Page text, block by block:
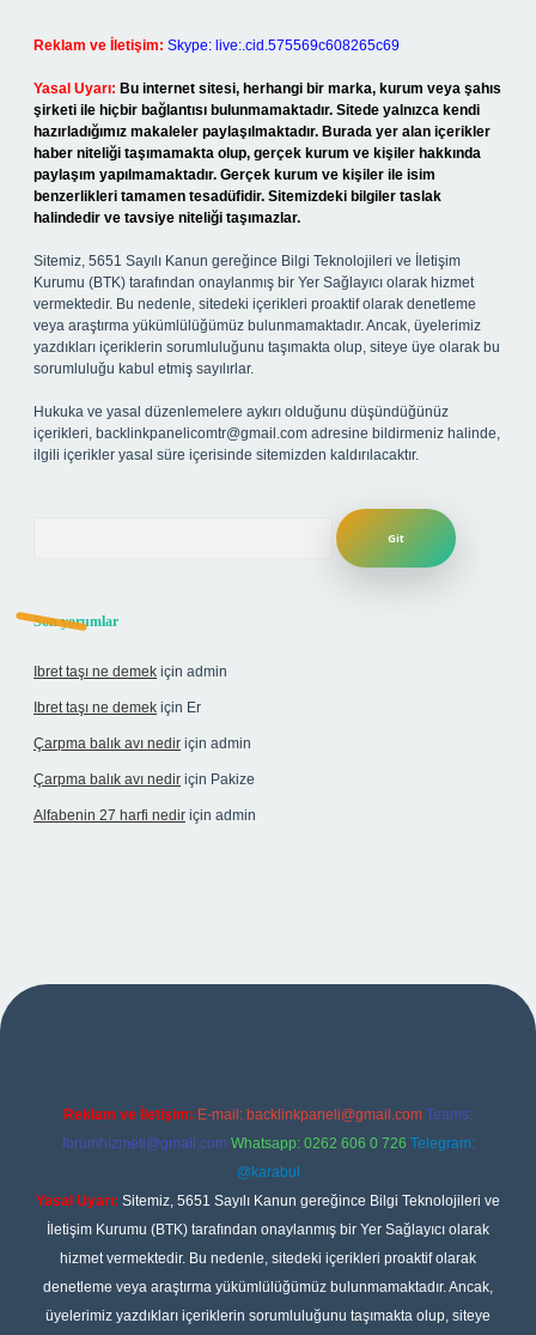
Reklam ve İletişim: Skype: live:.cid.575569c608265c69
Yasal Uyarı: Bu internet sitesi, herhangi bir marka, kurum veya şahıs
şirketi ile hiçbir bağlantısı bulunmamaktadır. Sitede yalnızca kendi
hazırladığımız makaleler paylaşılmaktadır. Burada yer alan içerikler
haber niteliği taşımamakta olup, gerçek kurum ve kişiler hakkında
paylaşım yapılmamaktadır. Gerçek kurum ve kişiler ile isim
benzerlikleri tamamen tesadüfidir. Sitemizdeki bilgiler taslak
halindedir ve tavsiye niteliği taşımazlar.
Sitemiz, 5651 Sayılı Kanun gereğince Bilgi Teknolojileri ve İletişim
Kurumu (BTK) tarafından onaylanmış bir Yer Sağlayıcı olarak hizmet
vermektedir. Bu nedenle, sitedeki içerikleri proaktif olarak denetleme
veya araştırma yükümlülüğümüz bulunmamaktadır. Ancak, üyelerimiz
yazdıkları içeriklerin sorumluluğunu taşımakta olup, siteye üye olarak bu
sorumluluğu kabul etmiş sayılırlar.
Hukuka ve yasal düzenlemelere aykırı olduğunu düşündüğünüz
içerikleri, backlinkpanelicomtr@gmail.com adresine bildirmeniz halinde,
ilgili içerikler yasal süre içerisinde sitemizden kaldırılacaktır.
Son yorumlar
Ibret taşı ne demek için admin
Ibret taşı ne demek için Er
Çarpma balık avı nedir için admin
Çarpma balık avı nedir için Pakize
Alfabenin 27 harfi nedir için admin
Reklam ve İletişim: E-mail: backlinkpaneli@gmail.com Teams:
forumhizmeti@gmail.com Whatsapp: 0262 606 0 726 Telegram:
@karabul
Yasal Uyarı: Sitemiz, 5651 Sayılı Kanun gereğince Bilgi Teknolojileri ve
İletişim Kurumu (BTK) tarafından onaylanmış bir Yer Sağlayıcı olarak
hizmet vermektedir. Bu nedenle, sitedeki içerikleri proaktif olarak
denetleme veya araştırma yükümlülüğümüz bulunmamaktadır. Ancak,
üyelerimiz yazdıkları içeriklerin sorumluluğunu taşımakta olup, siteye